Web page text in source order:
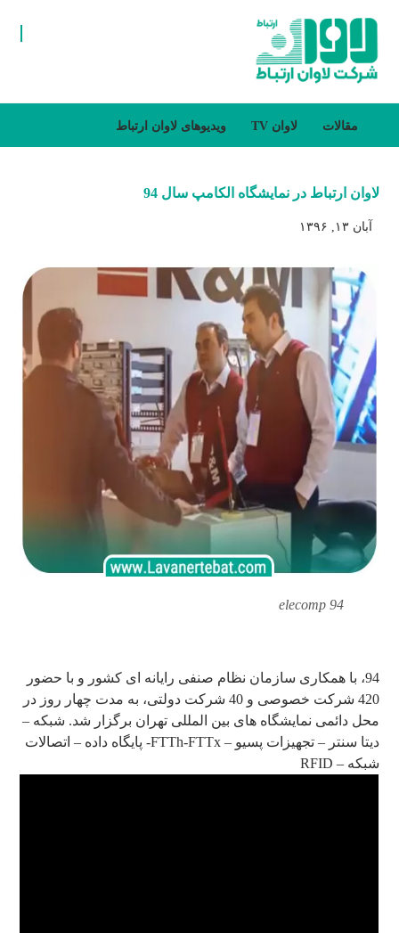
مقالات لاوان TV ویدیوهای لاوان ارتباط
لاوان ارتباط در نمایشگاه الکامپ سال 94
آبان ۱۳, ۱۳۹۶
elecomp 94
94، با همکاری سازمان نظام صنفی رایانه ای کشور و با حضور
420 شرکت خصوصی و 40 شرکت دولتی، به مدت چهار روز در
محل دائمی نمایشگاه های بین المللی تهران برگزار شد. شبکه –
دیتا سنتر – تجهیزات پسیو – FTTh-FTTx- پایگاه داده – اتصالات
شبکه – RFID